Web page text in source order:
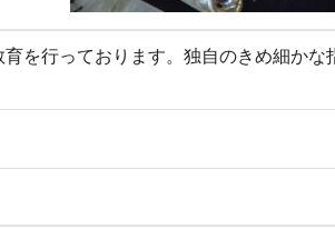
を行っております。独自のきめ細かな